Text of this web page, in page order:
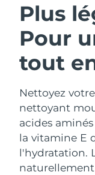
Plus
Pour
tout
Nettoyez
nettoyant
acides
la vitamine E
l'hydratation.